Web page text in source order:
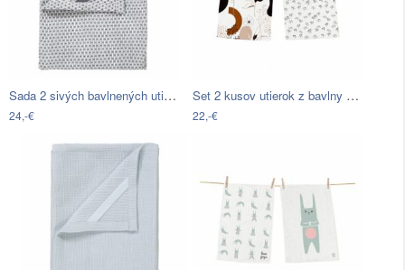
Sada 2 sivých bavlnených utierok na…
24,-€
Set 2 kusov utierok z bavlny Butter…
22,-€